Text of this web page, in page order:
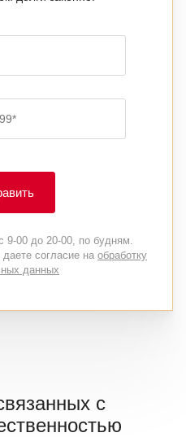
9-00 до 20-00, по будням.
согласие на обработку
данных
с